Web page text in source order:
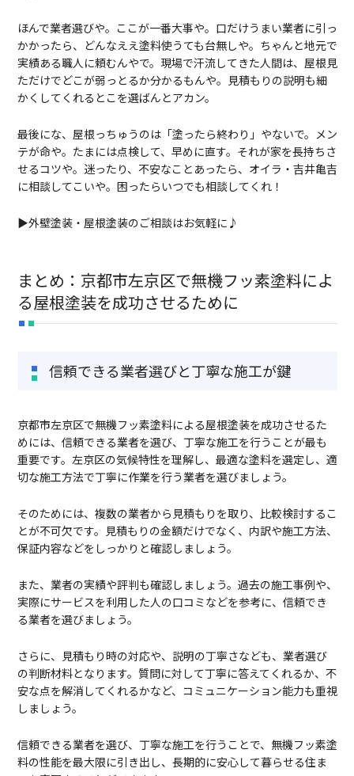
ほんで業者選びや。ここが一番大事や。口だけうまい業者に引っ
かかったら、どんなええ塗料使うても台無しや。ちゃんと地元で
実績ある職人に頼むんやで。現場で汗流してきた人間は、屋根見
ただけでどこが弱っとるか分かるもんや。見積もりの説明も細
かくしてくれるとこを選ばんとアカン。
最後にな、屋根っちゅうのは「塗ったら終わり」やないで。メン
テが命や。たまには点検して、早めに直す。それが家を長持ちさ
せるコツや。迷ったり、不安なことあったら、オイラ・吉井亀吉
に相談してこいや。困ったらいつでも相談してくれ！
▶外壁塗装・屋根塗装のご相談はお気軽に♪
まとめ：京都市左京区で無機フッ素塗料によ
る屋根塗装を成功させるために
信頼できる業者選びと丁寧な施工が鍵
京都市左京区で無機フッ素塗料による屋根塗装を成功させるた
めには、信頼できる業者を選び、丁寧な施工を行うことが最も
重要です。左京区の気候特性を理解し、最適な塗料を選定し、適
切な施工方法で丁寧に作業を行う業者を選びましょう。
そのためには、複数の業者から見積もりを取り、比較検討するこ
とが不可欠です。見積もりの金額だけでなく、内訳や施工方法、
保証内容などをしっかりと確認しましょう。
また、業者の実績や評判も確認しましょう。過去の施工事例や、
実際にサービスを利用した人の口コミなどを参考に、信頼でき
る業者を選びましょう。
さらに、見積もり時の対応や、説明の丁寧さなども、業者選び
の判断材料となります。質問に対して丁寧に答えてくれるか、不
安な点を解消してくれるかなど、コミュニケーション能力も重視
しましょう。
信頼できる業者を選び、丁寧な施工を行うことで、無機フッ素塗
料の性能を最大限に引き出し、長期的に安心して暮らせる住ま